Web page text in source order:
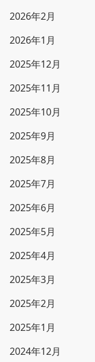
2026年2月
2026年1月
2025年12月
2025年11月
2025年10月
2025年9月
2025年8月
2025年7月
2025年6月
2025年5月
2025年4月
2025年3月
2025年2月
2025年1月
2024年12月